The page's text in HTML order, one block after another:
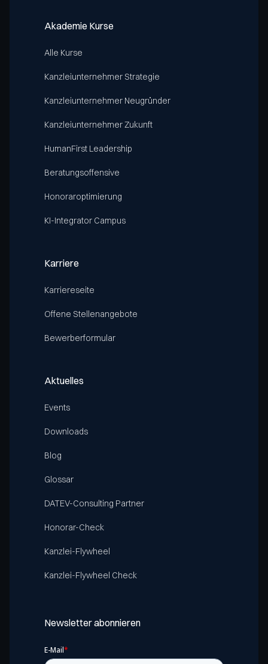
Akademie Kurse
Alle Kurse
Kanzleiunternehmer Strategie
Kanzleiunternehmer Neugründer
Kanzleiunternehmer Zukunft
HumanFirst Leadership
Beratungsoffensive
Honoraroptimierung
KI-Integrator Campus
Karriere
Karriereseite
Offene Stellenangebote
Bewerberformular
Aktuelles
Events
Downloads
Blog
Glossar
DATEV-Consulting Partner
Honorar-Check
Kanzlei-Flywheel
Kanzlei-Flywheel Check
Newsletter abonnieren